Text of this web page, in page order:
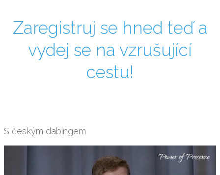
Zaregistruj se hned teď a
vydej se na vzrušující
cestu!
S českým dabingem